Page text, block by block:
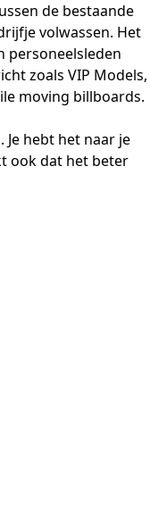
de bestaande
volwassen. Het
personeelsleden
zoals VIP Models,
moving billboards.
hebt het naar je
ook dat het beter